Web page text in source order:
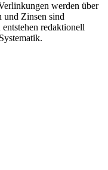
werden über
und Zinsen sind
redaktionell